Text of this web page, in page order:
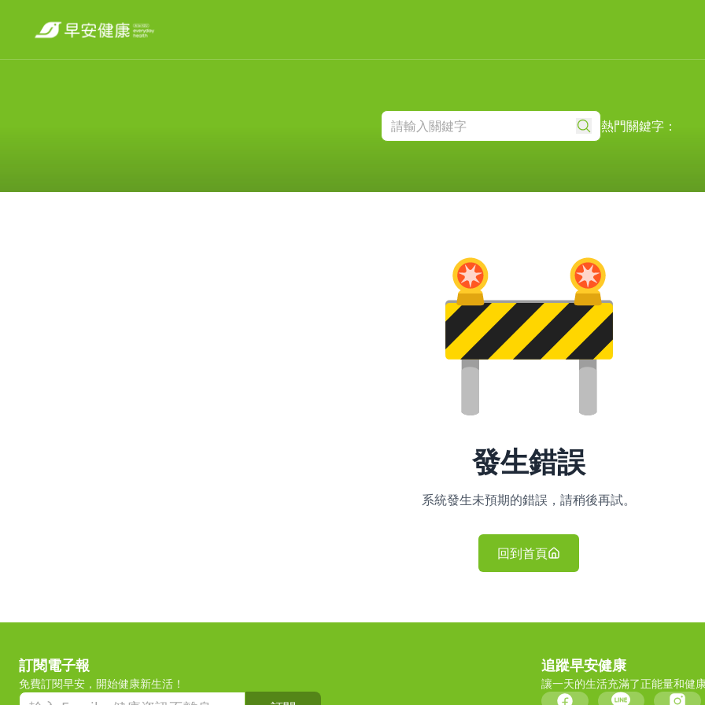
熱門關鍵字：
發生錯誤
系統發生未預期的錯誤，請稍後再試。
回到首頁
訂閱電子報
免費訂閱早安，開始健康新生活！
追蹤早安健康
讓一天的生活充滿了正能量和健